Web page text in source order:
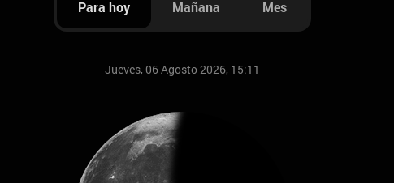
Para hoy Mañana Mes
Jueves, 06 Agosto 2026, 15:11